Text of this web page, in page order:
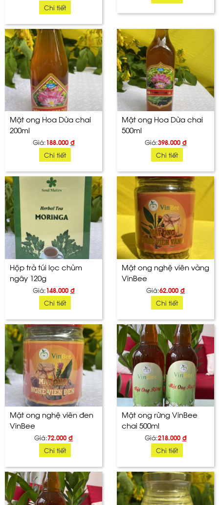
Chi tiết
Mật ong Hoa Dừa chai
200ml
Giá:188.000 đ
Chi tiết
Mật ong Hoa Dừa chai
500ml
Giá:398.000 đ
Chi tiết
Hộp trà túi lọc chùm
ngây 120g
Giá:148.000 đ
Chi tiết
Mật ong nghệ viên vàng
VinBee
Giá:62.000 đ
Chi tiết
Mật ong nghệ viên đen
VinBee
Giá:72.000 đ
Chi tiết
Mật ong rừng VinBee
chai 500ml
Giá:218.000 đ
Chi tiết